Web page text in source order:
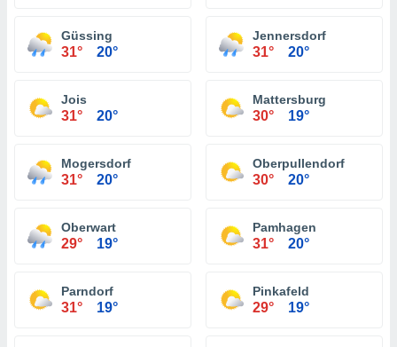
Güssing
31° 20°
Jennersdorf
31° 20°
Jois
31° 20°
Mattersburg
30° 19°
Mogersdorf
31° 20°
Oberpullendorf
30° 20°
Oberwart
29° 19°
Pamhagen
31° 20°
Parndorf
31° 19°
Pinkafeld
29° 19°